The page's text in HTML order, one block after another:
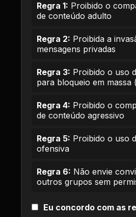
Regra 1: Proibido o
de conteúdo adulto
Regra 2: Proibida a
mensagens privadas
Regra 3: Proibido o uso
para bloqueio em massa
Regra 4: Proibido o
de conteúdo agressivo
Regra 5: Proibido o uso
ofensiva
Regra 6: Não envie
outros grupos sem
Eu concordo com as